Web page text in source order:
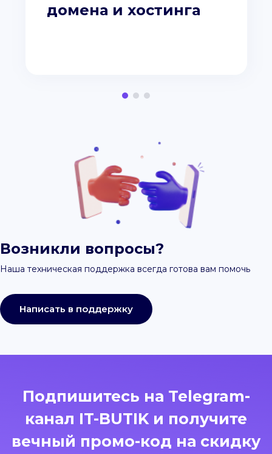
домена и хостинга
Возникли вопросы?
Наша техническая поддержка всегда готова вам помочь
Написать в поддержку
Подпишитесь на Telegram-
канал IT-BUTIK и получите
вечный промо-код на скидку